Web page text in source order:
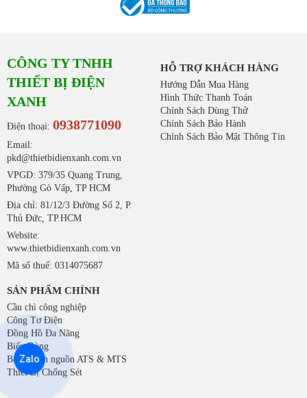
CÔNG TY TNHH
THIẾT BỊ ĐIỆN
XANH
Điện thoại: 0938771090
Email:
pkd@thietbidienxanh.com.vn
VPGD: 379/35 Quang Trung,
Phường Gò Vấp, TP HCM
Địa chỉ: 81/12/3 Đường Số 2, P.
Thủ Đức, TP.HCM
Website:
www.thietbidienxanh.com.vn
Mã số thuế: 0314075687
HỖ TRỢ KHÁCH HÀNG
Hướng Dẫn Mua Hàng
Hình Thức Thanh Toán
Chính Sách Dùng Thử
Chính Sách Bảo Hành
Chính Sách Bảo Mật Thông Tin
SẢN PHẨM CHÍNH
Cầu chì công nghiệp
Công Tơ Điện
Đồng Hồ Đa Năng
Biến Dòng
Bộ chuyển nguồn ATS & MTS
Thiết Bị Chống Sét
Zalo